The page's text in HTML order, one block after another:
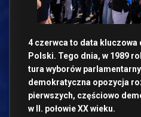
4 czerwca to data
Polski. Tego dnia, w 1989
tura wyborów
demokratyczna opozycja
pierwszych, częściowo
w II. połowie XX wieku.